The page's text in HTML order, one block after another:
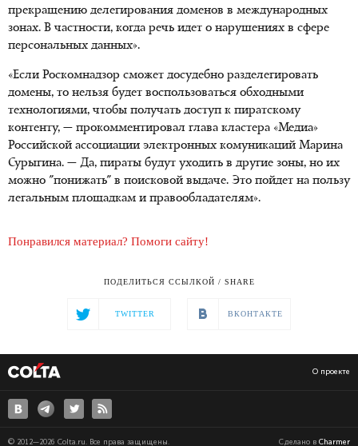
прекращению делегирования доменов в международных
зонах. В частности, когда речь идет о нарушениях в сфере
персональных данных».
«Если Роскомнадзор сможет досудебно разделегировать
домены, то нельзя будет воспользоваться обходными
технологиями, чтобы получать доступ к пиратскому
контенту, — прокомментировал глава кластера «Медиа»
Российской ассоциации электронных комуникаций Марина
Сурыгина. — Да, пираты будут уходить в другие зоны, но их
можно "понижать" в поисковой выдаче. Это пойдет на пользу
легальным площадкам и правообладателям».
Понравился материал? Помоги сайту!
ПОДЕЛИТЬСЯ ССЫЛКОЙ / SHARE
TWITTER ВКОНТАКТЕ
О проекте
© 2012—2026 Colta.ru. Все права защищены. Сделано в Charmer